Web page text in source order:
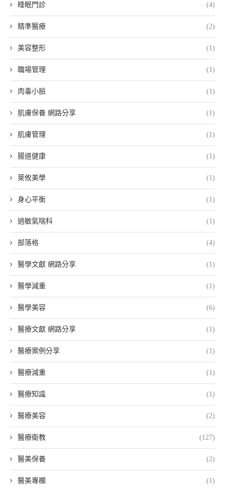
睡眠門診 (4)
精準醫療 (2)
美容整形 (1)
職場管理 (1)
肉毒小臉 (1)
肌膚保養 網路分享 (1)
肌膚管理 (1)
腸道健康 (1)
萊攸美學 (1)
身心平衡 (1)
過敏氣喘科 (1)
部落格 (4)
醫學文獻 網路分享 (1)
醫學減重 (1)
醫學美容 (6)
醫療文獻 網路分享 (1)
醫療案例分享 (1)
醫療減重 (1)
醫療知識 (1)
醫療美容 (2)
醫療衛教 (127)
醫美保養 (2)
醫美專欄 (1)